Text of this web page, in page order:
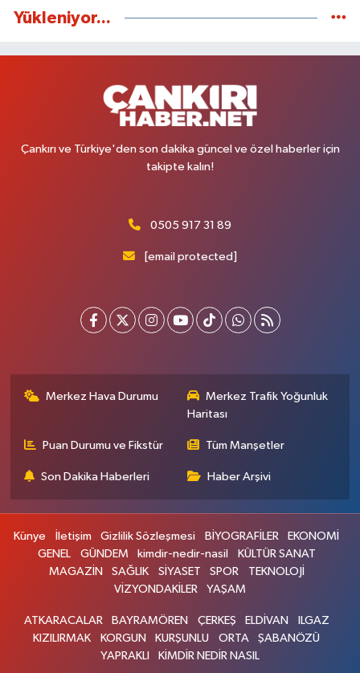
Yükleniyor...
Çankırı ve Türkiye'den son dakika güncel ve özel haberler için
takipte kalın!
0505 917 31 89
[email protected]
Merkez Hava Durumu
Merkez Trafik Yoğunluk
Haritası
Puan Durumu ve Fikstür Tüm Manşetler
Son Dakika Haberleri Haber Arşivi
Künye İletişim Gizlilik Sözleşmesi BİYOGRAFİLER
EKONOMİ
GENEL
GÜNDEM kimdir-nedir-nasil
KÜLTÜR SANAT
MAGAZİN
SAĞLIK SİYASET SPOR
TEKNOLOJİ
VİZYONDAKİLER
YAŞAM
ATKARACALAR BAYRAMÖREN ÇERKEŞ ELDİVAN
ILGAZ
KIZILIRMAK
KORGUN KURŞUNLU ORTA
ŞABANÖZÜ
YAPRAKLI
KİMDİR NEDİR NASIL